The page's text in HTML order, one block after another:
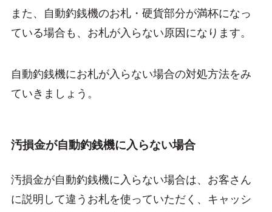
また、自動釣銭機のお札・硬貨部分が満杯になっ
ている場合も、お札が入らない原因になります。
自動釣銭機にお札が入らない場合の対処方法をみ
ていきましょう。
汚損金が自動釣銭機に入らない場合
汚損金が自動釣銭機に入らない場合は、お客さん
に説明して違うお札を使っていただく、キャッシ